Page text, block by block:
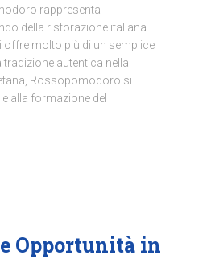
rappresenta
della ristorazione italiana.
molto più di un semplice
autentica nella
Rossopomodoro si
alla formazione del
Opportunità in